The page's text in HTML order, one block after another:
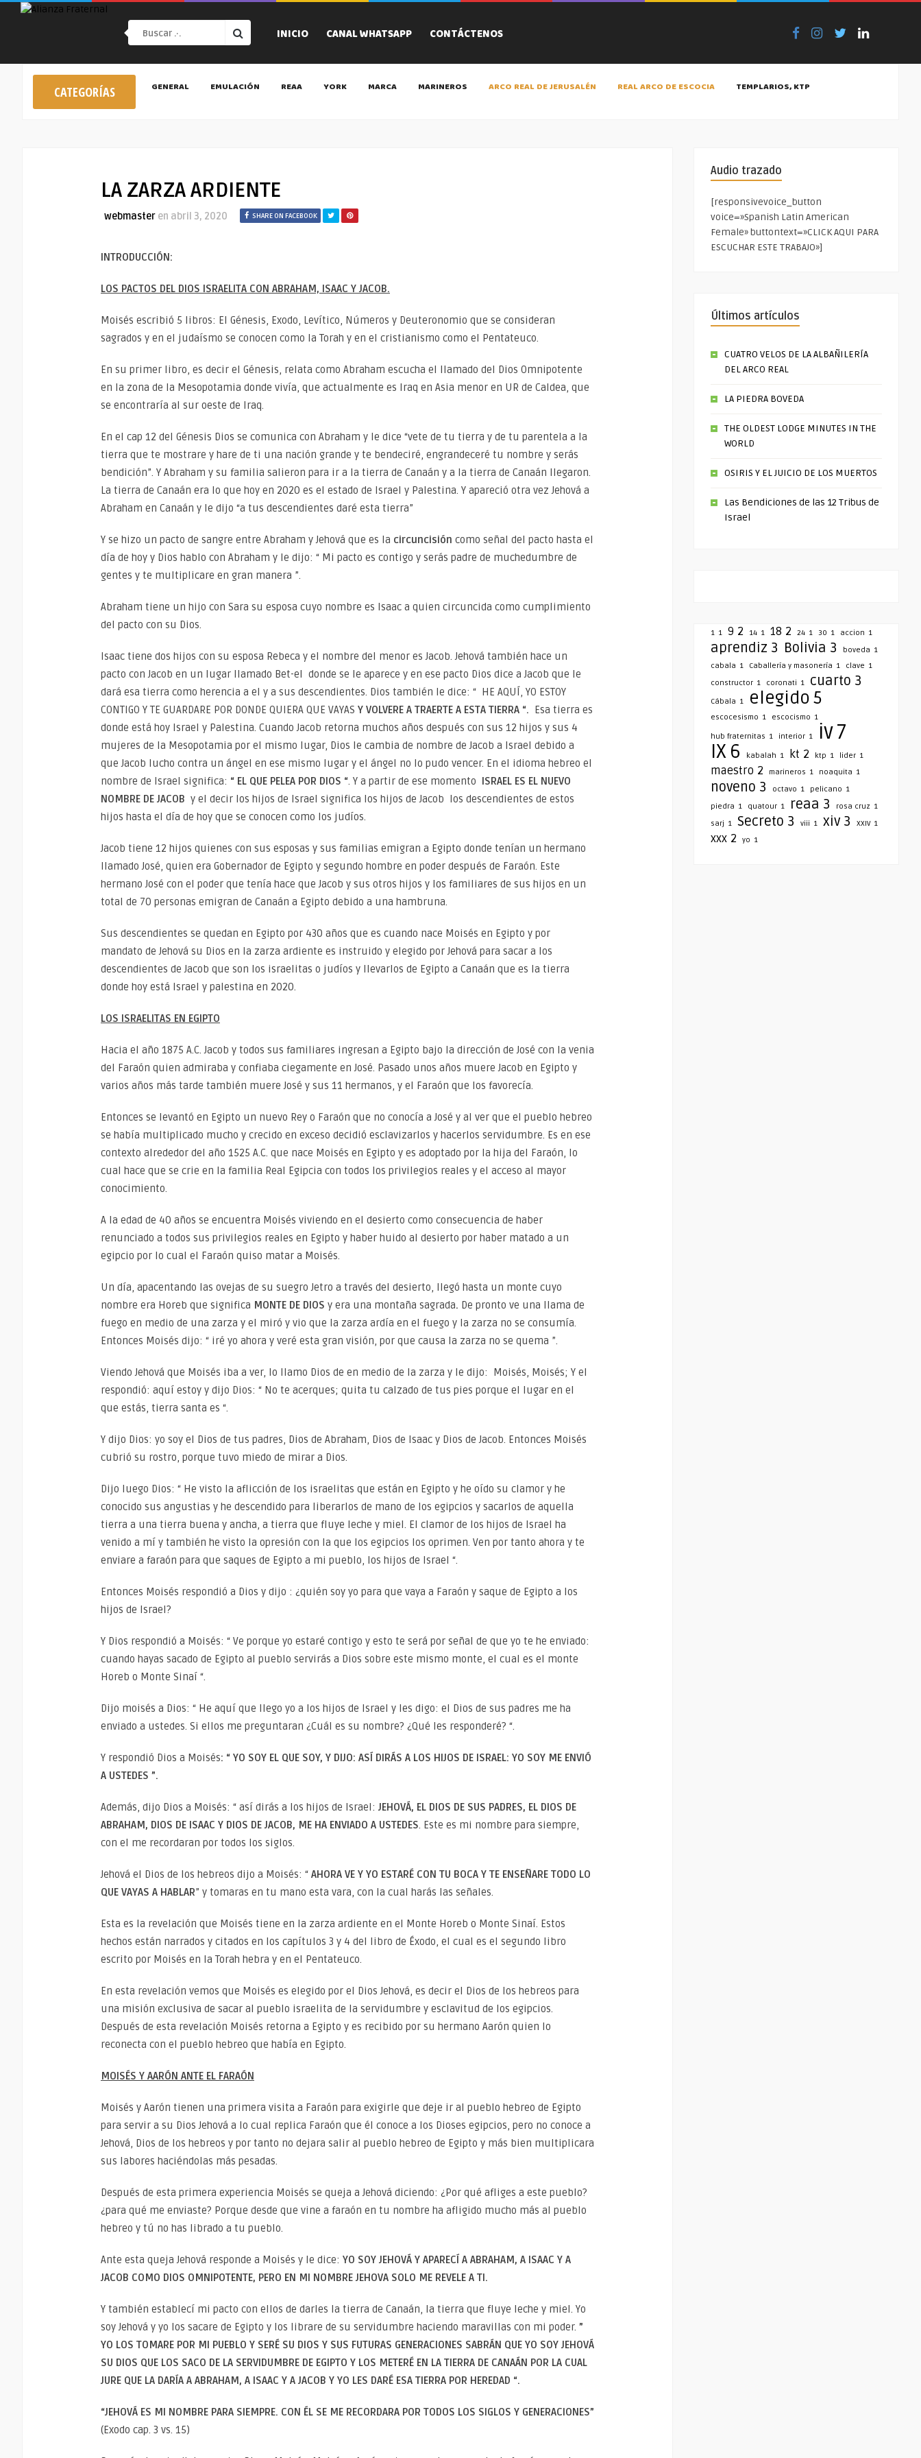
INICIO CANAL WHATSAPP CONTÁCTENOS
CATEGORÍAS GENERAL EMULACIÓN REAA YORK MARCA MARINEROS ARCO REAL DE JERUSALÉN REAL ARCO DE ESCOCIA TEMPLARIOS, KTP
LA ZARZA ARDIENTE
webmaster en abril 3, 2020 SHARE ON FACEBOOK
INTRODUCCIÓN:
LOS PACTOS DEL DIOS ISRAELITA CON ABRAHAM, ISAAC Y JACOB.
Moisés escribió 5 libros: El Génesis, Exodo, Levítico, Números y Deuteronomio que se consideran
sagrados y en el judaísmo se conocen como la Torah y en el cristianismo como el Pentateuco.
En su primer libro, es decir el Génesis, relata como Abraham escucha el llamado del Dios Omnipotente
en la zona de la Mesopotamia donde vivía, que actualmente es Iraq en Asia menor en UR de Caldea, que
se encontraría al sur oeste de Iraq.
En el cap 12 del Génesis Dios se comunica con Abraham y le dice “vete de tu tierra y de tu parentela a la
tierra que te mostrare y hare de ti una nación grande y te bendeciré, engrandeceré tu nombre y serás
bendición”. Y Abraham y su familia salieron para ir a la tierra de Canaán y a la tierra de Canaán llegaron.
La tierra de Canaán era lo que hoy en 2020 es el estado de Israel y Palestina. Y apareció otra vez Jehová a
Abraham en Canaán y le dijo “a tus descendientes daré esta tierra”
Y se hizo un pacto de sangre entre Abraham y Jehová que es la circuncisión como señal del pacto hasta el
día de hoy y Dios hablo con Abraham y le dijo: “ Mi pacto es contigo y serás padre de muchedumbre de
gentes y te multiplicare en gran manera ”.
Abraham tiene un hijo con Sara su esposa cuyo nombre es Isaac a quien circuncida como cumplimiento
del pacto con su Dios.
Isaac tiene dos hijos con su esposa Rebeca y el nombre del menor es Jacob. Jehová también hace un
pacto con Jacob en un lugar llamado Bet-el donde se le aparece y en ese pacto Dios dice a Jacob que le
dará esa tierra como herencia a el y a sus descendientes. Dios también le dice: “ HE AQUÍ, YO ESTOY
CONTIGO Y TE GUARDARE POR DONDE QUIERA QUE VAYAS Y VOLVERE A TRAERTE A ESTA TIERRA “. Esa tierra es
donde está hoy Israel y Palestina. Cuando Jacob retorna muchos años después con sus 12 hijos y sus 4
mujeres de la Mesopotamia por el mismo lugar, Dios le cambia de nombre de Jacob a Israel debido a
que Jacob lucho contra un ángel en ese mismo lugar y el ángel no lo pudo vencer. En el idioma hebreo el
nombre de Israel significa: “ EL QUE PELEA POR DIOS “. Y a partir de ese momento ISRAEL ES EL NUEVO
NOMBRE DE JACOB y el decir los hijos de Israel significa los hijos de Jacob los descendientes de estos
hijos hasta el día de hoy que se conocen como los judíos.
Jacob tiene 12 hijos quienes con sus esposas y sus familias emigran a Egipto donde tenían un hermano
llamado José, quien era Gobernador de Egipto y segundo hombre en poder después de Faraón. Este
hermano José con el poder que tenía hace que Jacob y sus otros hijos y los familiares de sus hijos en un
total de 70 personas emigran de Canaán a Egipto debido a una hambruna.
Sus descendientes se quedan en Egipto por 430 años que es cuando nace Moisés en Egipto y por
mandato de Jehová su Dios en la zarza ardiente es instruido y elegido por Jehová para sacar a los
descendientes de Jacob que son los israelitas o judíos y llevarlos de Egipto a Canaán que es la tierra
donde hoy está Israel y palestina en 2020.
LOS ISRAELITAS EN EGIPTO
Hacia el año 1875 A.C. Jacob y todos sus familiares ingresan a Egipto bajo la dirección de José con la venia
del Faraón quien admiraba y confiaba ciegamente en José. Pasado unos años muere Jacob en Egipto y
varios años más tarde también muere José y sus 11 hermanos, y el Faraón que los favorecía.
Entonces se levantó en Egipto un nuevo Rey o Faraón que no conocía a José y al ver que el pueblo hebreo
se había multiplicado mucho y crecido en exceso decidió esclavizarlos y hacerlos servidumbre. Es en ese
contexto alrededor del año 1525 A.C. que nace Moisés en Egipto y es adoptado por la hija del Faraón, lo
cual hace que se crie en la familia Real Egipcia con todos los privilegios reales y el acceso al mayor
conocimiento.
A la edad de 40 años se encuentra Moisés viviendo en el desierto como consecuencia de haber
renunciado a todos sus privilegios reales en Egipto y haber huido al desierto por haber matado a un
egipcio por lo cual el Faraón quiso matar a Moisés.
Un día, apacentando las ovejas de su suegro Jetro a través del desierto, llegó hasta un monte cuyo
nombre era Horeb que significa MONTE DE DIOS y era una montaña sagrada. De pronto ve una llama de
fuego en medio de una zarza y el miró y vio que la zarza ardía en el fuego y la zarza no se consumía.
Entonces Moisés dijo: “ iré yo ahora y veré esta gran visión, por que causa la zarza no se quema ”.
Viendo Jehová que Moisés iba a ver, lo llamo Dios de en medio de la zarza y le dijo: Moisés, Moisés; Y el
respondió: aquí estoy y dijo Dios: “ No te acerques; quita tu calzado de tus pies porque el lugar en el
que estás, tierra santa es “.
Y dijo Dios: yo soy el Dios de tus padres, Dios de Abraham, Dios de Isaac y Dios de Jacob. Entonces Moisés
cubrió su rostro, porque tuvo miedo de mirar a Dios.
Dijo luego Dios: “ He visto la aflicción de los israelitas que están en Egipto y he oído su clamor y he
conocido sus angustias y he descendido para liberarlos de mano de los egipcios y sacarlos de aquella
tierra a una tierra buena y ancha, a tierra que fluye leche y miel. El clamor de los hijos de Israel ha
venido a mí y también he visto la opresión con la que los egipcios los oprimen. Ven por tanto ahora y te
enviare a faraón para que saques de Egipto a mi pueblo, los hijos de Israel “.
Entonces Moisés respondió a Dios y dijo : ¿quién soy yo para que vaya a Faraón y saque de Egipto a los
hijos de Israel?
Y Dios respondió a Moisés: “ Ve porque yo estaré contigo y esto te será por señal de que yo te he enviado:
cuando hayas sacado de Egipto al pueblo servirás a Dios sobre este mismo monte, el cual es el monte
Horeb o Monte Sinaí “.
Dijo moisés a Dios: “ He aquí que llego yo a los hijos de Israel y les digo: el Dios de sus padres me ha
enviado a ustedes. Si ellos me preguntaran ¿Cuál es su nombre? ¿Qué les responderé? “.
Y respondió Dios a Moisés: “ YO SOY EL QUE SOY, Y DIJO: ASÍ DIRÁS A LOS HIJOS DE ISRAEL: YO SOY ME ENVIÓ
A USTEDES ”.
Además, dijo Dios a Moisés: “ así dirás a los hijos de Israel: JEHOVÁ, EL DIOS DE SUS PADRES, EL DIOS DE
ABRAHAM, DIOS DE ISAAC Y DIOS DE JACOB, ME HA ENVIADO A USTEDES. Este es mi nombre para siempre,
con el me recordaran por todos los siglos.
Jehová el Dios de los hebreos dijo a Moisés: “ AHORA VE Y YO ESTARÉ CON TU BOCA Y TE ENSEÑARE TODO LO
QUE VAYAS A HABLAR” y tomaras en tu mano esta vara, con la cual harás las señales.
Esta es la revelación que Moisés tiene en la zarza ardiente en el Monte Horeb o Monte Sinaí. Estos
hechos están narrados y citados en los capítulos 3 y 4 del libro de Éxodo, el cual es el segundo libro
escrito por Moisés en la Torah hebra y en el Pentateuco.
En esta revelación vemos que Moisés es elegido por el Dios Jehová, es decir el Dios de los hebreos para
una misión exclusiva de sacar al pueblo israelita de la servidumbre y esclavitud de los egipcios.
Después de esta revelación Moisés retorna a Egipto y es recibido por su hermano Aarón quien lo
reconecta con el pueblo hebreo que había en Egipto.
MOISÉS Y AARÓN ANTE EL FARAÓN
Moisés y Aarón tienen una primera visita a Faraón para exigirle que deje ir al pueblo hebreo de Egipto
para servir a su Dios Jehová a lo cual replica Faraón que él conoce a los Dioses egipcios, pero no conoce a
Jehová, Dios de los hebreos y por tanto no dejara salir al pueblo hebreo de Egipto y más bien multiplicara
sus labores haciéndolas más pesadas.
Después de esta primera experiencia Moisés se queja a Jehová diciendo: ¿Por qué afliges a este pueblo?
¿para qué me enviaste? Porque desde que vine a faraón en tu nombre ha afligido mucho más al pueblo
hebreo y tú no has librado a tu pueblo.
Ante esta queja Jehová responde a Moisés y le dice: YO SOY JEHOVÁ Y APARECÍ A ABRAHAM, A ISAAC Y A
JACOB COMO DIOS OMNIPOTENTE, PERO EN MI NOMBRE JEHOVA SOLO ME REVELE A TI.
Y también establecí mi pacto con ellos de darles la tierra de Canaán, la tierra que fluye leche y miel. Yo
soy Jehová y yo los sacare de Egipto y los librare de su servidumbre haciendo maravillas con mi poder. ”
YO LOS TOMARE POR MI PUEBLO Y SERÉ SU DIOS Y SUS FUTURAS GENERACIONES SABRÁN QUE YO SOY JEHOVÁ
SU DIOS QUE LOS SACO DE LA SERVIDUMBRE DE EGIPTO Y LOS METERÉ EN LA TIERRA DE CANAÁN POR LA CUAL
JURE QUE LA DARÍA A ABRAHAM, A ISAAC Y A JACOB Y YO LES DARÉ ESA TIERRA POR HEREDAD “.
“JEHOVÁ ES MI NOMBRE PARA SIEMPRE. CON ÉL SE ME RECORDARA POR TODOS LOS SIGLOS Y GENERACIONES”
(Exodo cap. 3 vs. 15)
Audio trazado
[responsivevoice_button
voice=»Spanish Latin American
Female» buttontext=»CLICK AQUI PARA
ESCUCHAR ESTE TRABAJO»]
Últimos artículos
CUATRO VELOS DE LA ALBAÑILERÍA
DEL ARCO REAL
LA PIEDRA BOVEDA
THE OLDEST LODGE MINUTES IN THE
WORLD
OSIRIS Y EL JUICIO DE LOS MUERTOS
Las Bendiciones de las 12 Tribus de
Israel
1 1 9 2 14 1 18 2 24 1 30 1 accion 1
aprendiz 3 Bolivia 3 boveda 1
cabala 1 Caballería y masonería 1 clave 1
constructor 1 coronati 1 cuarto 3
Cábala 1 elegido5
escocesismo 1 escocismo 1
hub fraternitas 1 interior 1 iv7
IX 6 kabalah 1 kt 2 ktp 1 lider 1
maestro 2 marineros 1 noaquita 1
noveno 3 octavo 1 pelicano 1
piedra 1 quatour 1 reaa 3 rosa cruz 1
sarj 1 Secreto 3 viii 1 xiv 3 XXIV 1
xxx 2 yo 1